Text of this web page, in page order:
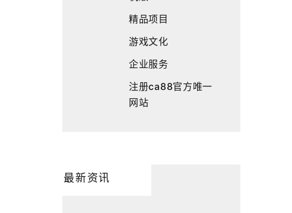
精品项目
游戏文化
企业服务
注册ca88官方唯一
网站
最新资讯